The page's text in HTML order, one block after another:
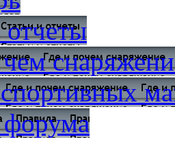
отчеты